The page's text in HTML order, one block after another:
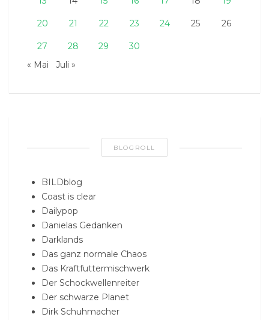
20 21 22 23 24 25 26
27 28 29
30
« Mai
Juli »
BLOGROLL
BILDblog
Coast is clear
Dailypop
Danielas Gedanken
Darklands
Das ganz normale Chaos
Das Kraftfuttermischwerk
Der Schockwellenreiter
Der schwarze Planet
Dirk Schuhmacher